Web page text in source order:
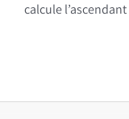
calcule